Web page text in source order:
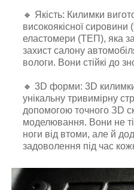
🔸 Якість: Килимки
високоякісної сировини
еластомери (ТЕП), яка
захист салону
вологи. Вони стійкі до
🔸 3D форми: 3D
унікальну тривимірну
допомогою точного ЗD
моделювання. Вони не
ноги від втоми, але й
задоволення під час